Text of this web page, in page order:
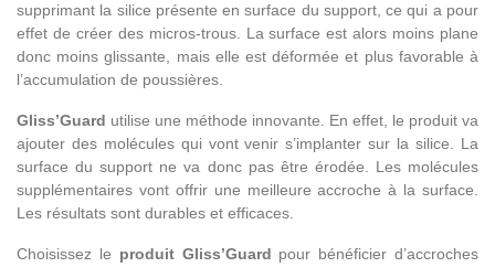
supprimant la silice présente en surface du support, ce qui a pour
effet de créer des micros-trous. La surface est alors moins plane
donc moins glissante, mais elle est déformée et plus favorable à
l’accumulation de poussières.
Gliss’Guard utilise une méthode innovante. En effet, le produit va
ajouter des molécules qui vont venir s’implanter sur la silice. La
surface du support ne va donc pas être érodée. Les molécules
supplémentaires vont offrir une meilleure accroche à la surface.
Les résultats sont durables et efficaces.
Choisissez le produit Gliss’Guard pour bénéficier d’accroches